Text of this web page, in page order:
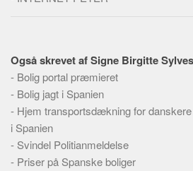
Steder
Kilder
Om
Webstedet
Forhistorien
Også skrevet af Signe Birgitte
- Bolig portal præmieret
- Bolig jagt i Spanien
- Hjem transportsdækning for
i Spanien
- Svindel Politianmeldelse
- Priser på Spanske boliger